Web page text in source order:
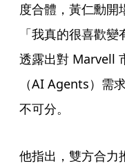
度合體，黃仁勳開
「我真的很喜歡
透露出對 Marvell
（AI Agents）需
不可分。
他指出，雙方合力